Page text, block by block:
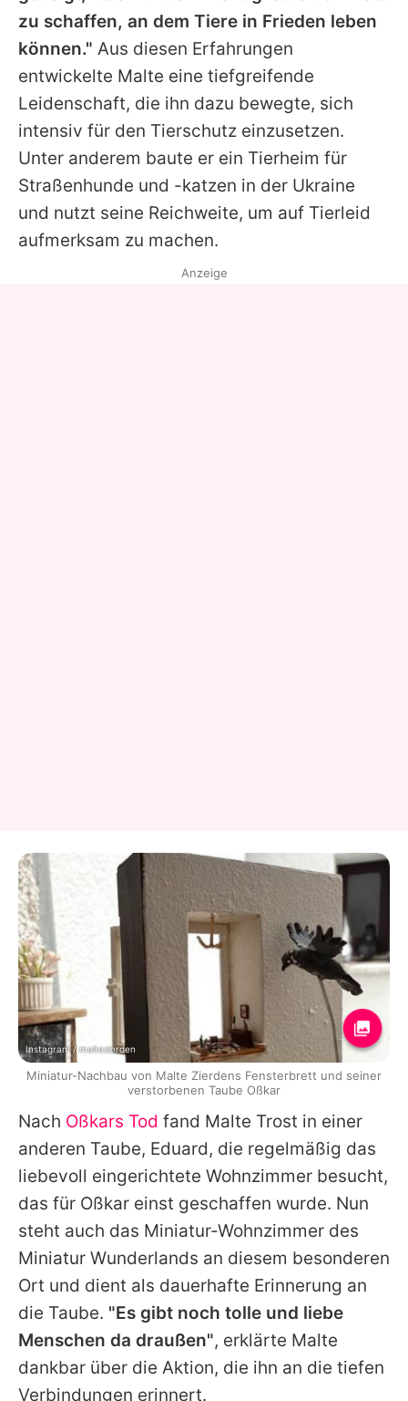
zu schaffen, an dem Tiere in Frieden leben
können." Aus diesen Erfahrungen
entwickelte Malte eine tiefgreifende
Leidenschaft, die ihn dazu bewegte, sich
intensiv für den Tierschutz einzusetzen.
Unter anderem baute er ein Tierheim für
Straßenhunde und -katzen in der Ukraine
und nutzt seine Reichweite, um auf Tierleid
aufmerksam zu machen.
Nach Oßkars Tod fand Malte Trost in einer
anderen Taube, Eduard, die regelmäßig das
liebevoll eingerichtete Wohnzimmer besucht,
das für Oßkar einst geschaffen wurde. Nun
steht auch das Miniatur-Wohnzimmer des
Miniatur Wunderlands an diesem besonderen
Ort und dient als dauerhafte Erinnerung an
die Taube. "Es gibt noch tolle und liebe
Menschen da draußen", erklärte Malte
dankbar über die Aktion, die ihn an die tiefen
Verbindungen erinnert.
Anzeige
Instagram / maltezierden
Miniatur-Nachbau von Malte Zierdens Fensterbrett und seiner
verstorbenen Taube Oßkar